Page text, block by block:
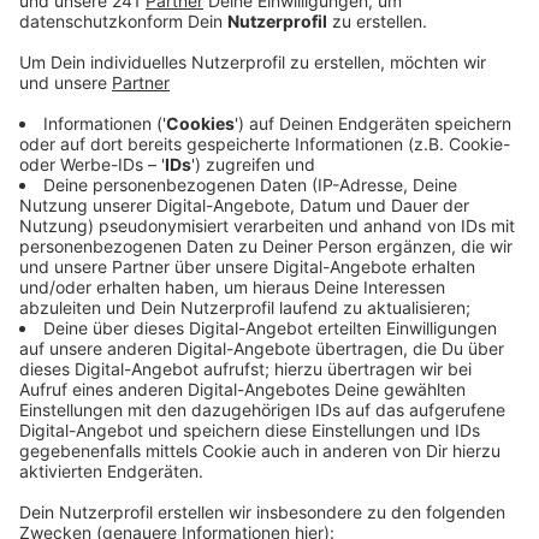
Anzeige
So sollen die beiden gegen Viertel vor Fünf am
Morgen in einem Wohngebiet unterwegs gewesen
sein. Am Ende dieser Tour sollen sie einem Zeugen
gedroht haben, ihn abzustechen. Als die Polizei dann
dazu kam, verschanzten sich die 27 und 28 Jahre alten
Tatverdächtigen wohl in einem Haus, die Beamten
versuchten es dann mit der Terrassentüre. Dort
beschimpften und beleidigten die angetrunkenen
Männer die Einsatzkräfte und weigerten sich, ihre
Personalien herauszugeben. Also sollten sie
durchsucht werden, sie leisteten aber Widerstand.
Deshalb wurden sie von den Beamten gefesselt und
zur Wache gebracht. Nun wird gegen die Beiden
ermittelt.CM